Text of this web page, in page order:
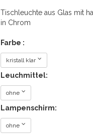
Tischleuchte aus Glas mit
in Chrom
Farbe :
kristall klar
Leuchmittel:
ohne
Lampenschirm:
ohne